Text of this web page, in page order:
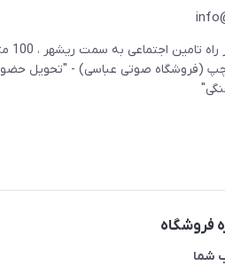
بوشهر - چهار راه
چپ (فروشگاه صوتی عباسی) - "تحویل
فروشگاه
شما